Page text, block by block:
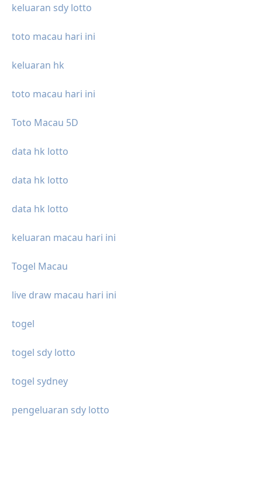
keluaran sdy lotto
toto macau hari ini
keluaran hk
toto macau hari ini
Toto Macau 5D
data hk lotto
data hk lotto
data hk lotto
keluaran macau hari ini
Togel Macau
live draw macau hari ini
togel
togel sdy lotto
togel sydney
pengeluaran sdy lotto